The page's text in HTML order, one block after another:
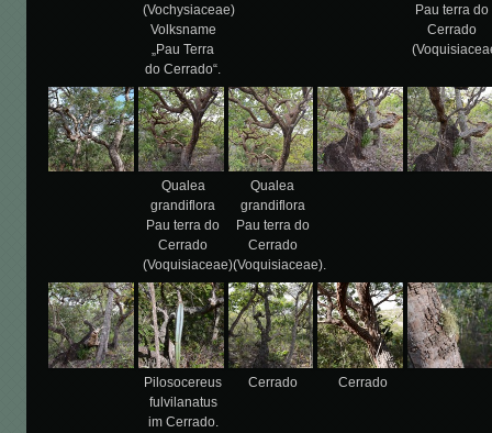
(Vochysiaceae)
Volksname
„Pau Terra
do Cerrado“.
Pau terra do
Cerrado
Qualea
grandiflora
Pau terra do
Cerrado
(Voquisiaceae).
Qualea
grandiflora
Pau terra do
Cerrado
(Voquisiaceae).
Pilosocereus
fulvilanatus
im Cerrado.
Cerrado Cerrado